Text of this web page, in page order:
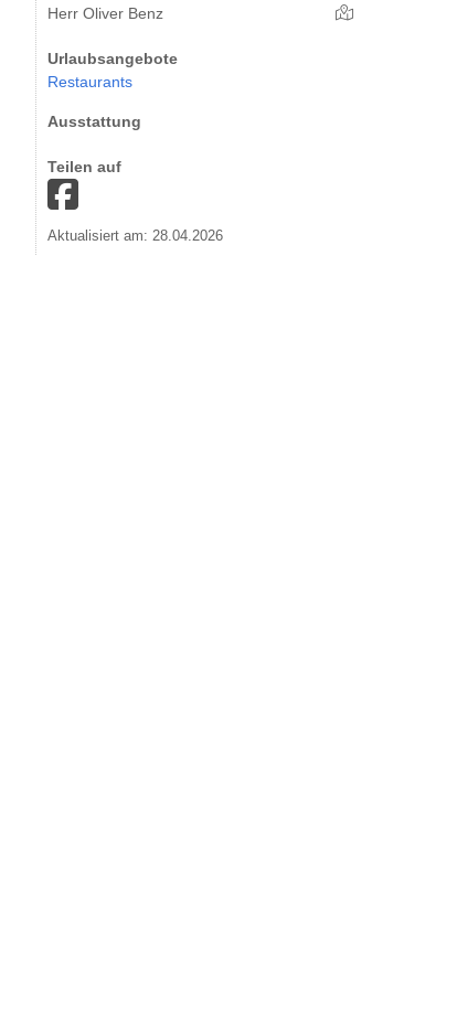
Herr Oliver Benz
Urlaubsangebote
Restaurants
Ausstattung
Teilen auf
Aktualisiert am: 28.04.2026